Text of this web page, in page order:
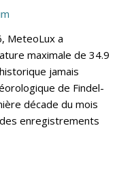
MeteoLux a
maximale de 34.9
jamais
de Findel-
décade du mois
enregistrements